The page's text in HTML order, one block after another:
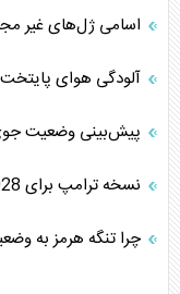
اسامی ژل‌های غیر
آلودگی هوای
پیش‌بینی وضعیت جوی شمال ایران تا
نسخه ترامپ برای 2028؛ حمایت محرمانه از نامزدی جی‌دی ونس
چرا تنگه هرمز به